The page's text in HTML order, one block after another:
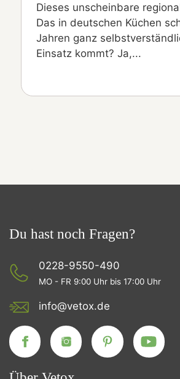
Dieses unscheinbare
Das in deutschen Küchen
Jahren ganz
Einsatz kommt? Ja,...
Du hast noch Fragen?
0228-9550-490
MO - FR 9:00 Uhr bis 17:00 Uhr
info@vetox.de